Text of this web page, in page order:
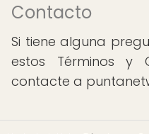
Contacto
Si tiene alguna
estos Términos y
contacte a